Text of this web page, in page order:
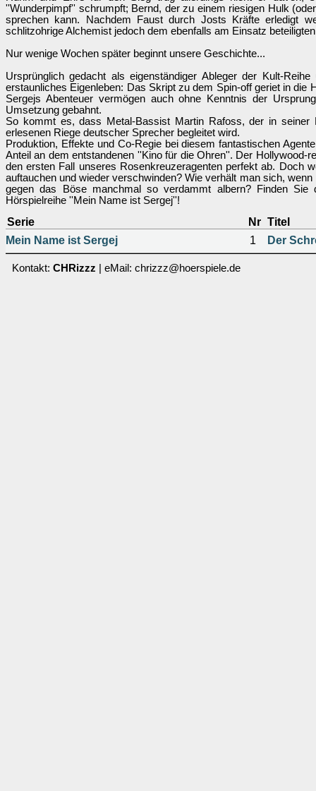
''Wunderpimpf'' schrumpft; Bernd, der zu einem riesigen Hulk
sprechen kann. Nachdem Faust durch Josts Kräfte erledigt
schlitzohrige Alchemist jedoch dem ebenfalls am Einsatz
Nur wenige Wochen später beginnt unsere Geschichte...
Ursprünglich gedacht als eigenständiger Ableger der Kult-
erstaunliches Eigenleben: Das Skript zu dem Spin-off geriet in
Sergejs Abenteuer vermögen auch ohne Kenntnis der
Umsetzung gebahnt.
So kommt es, dass Metal-Bassist Martin Rafoss, der in
erlesenen Riege deutscher Sprecher begleitet wird.
Produktion, Effekte und Co-Regie bei diesem fantastischen
Anteil an dem entstandenen ''Kino für die Ohren''. Der
den ersten Fall unseres Rosenkreuzeragenten perfekt ab. Doch
auftauchen und wieder verschwinden? Wie verhält man sich,
gegen das Böse manchmal so verdammt albern? Finden
Hörspielreihe ''Mein Name ist Sergej''!
Serie Nr Titel
Mein Name ist Sergej
1 Der
Kontakt: CHRizzz | eMail: chrizzz@hoerspiele.de